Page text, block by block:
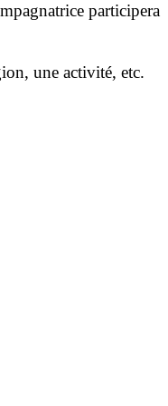
participera
une activité, etc.